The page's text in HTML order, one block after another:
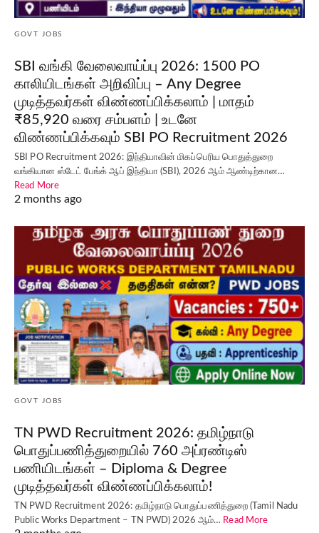
GOVT JOBS
SBI வங்கி வேலைவாய்ப்பு 2026: 1500 PO
காலியிடங்கள் அறிவிப்பு – Any Degree
முடித்தவர்கள் விண்ணப்பிக்கலாம் | மாதம்
₹85,920 வரை சம்பளம் | உடனே
விண்ணப்பிக்கவும் SBI PO Recruitment 2026
SBI PO Recruitment 2026: இந்தியாவின் மிகப்பெரிய பொதுத்துறை
வங்கியான ஸ்டேட் பேங்க் ஆப் இந்தியா (SBI), 2026 ஆம் ஆண்டிற்கான…
Read More
2 months ago
GOVT JOBS
TN PWD Recruitment 2026: தமிழ்நாடு
பொதுப்பணித்துறையில் 760 அப்ரண்டிஸ்
பணியிடங்கள் – Diploma & Degree
முடித்தவர்கள் விண்ணப்பிக்கலாம்!
TN PWD Recruitment 2026: தமிழ்நாடு பொதுப்பணித்துறை (Tamil Nadu
Public Works Department – TN PWD) 2026 ஆம்… Read More